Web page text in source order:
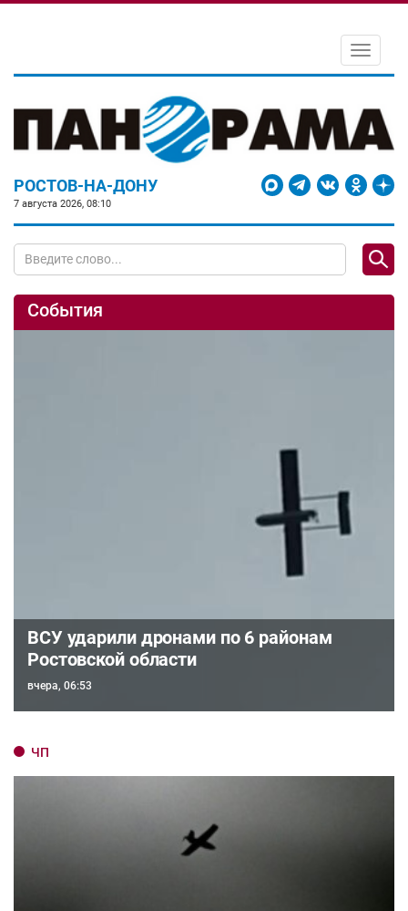
Toggle
РОСТОВ-НА-ДОНУ
7 августа 2026, 08:10
События
ВСУ ударили дронами по 6 районам
Ростовской области
вчера, 06:53
ЧП